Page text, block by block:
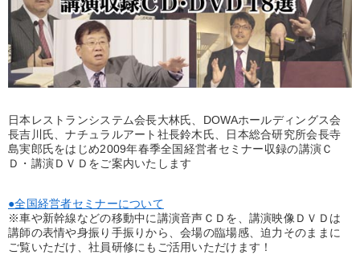
若手異才経営者の発想 専門家のアドバイス
リーダーの器量を学ぶ
テーマ
井上和弘の財務力UP
2026年夏季全国経営者セミナー収録講演ＣＤ・講演ＤＶＤ・デジ
148回夏季大会 マーケティング
歴史・古典に学ぶ実務講話 【4月】音声・映像
日本レストランシステム会長大林氏、DOWAホールディングス会
長吉川氏、ナチュラルアート社長鈴木氏、日本総合研究所会長寺
島実郎氏をはじめ2009年春季全国経営者セミナー収録の講演Ｃ
Ｄ・講演ＤＶＤをご案内いたします
●全国経営者セミナーについて
※車や新幹線などの移動中に講演音声ＣＤを、講演映像ＤＶＤは
講師の表情や身振り手振りから、会場の臨場感、迫力そのままに
ご覧いただけ、社員研修にもご活用いただけます！